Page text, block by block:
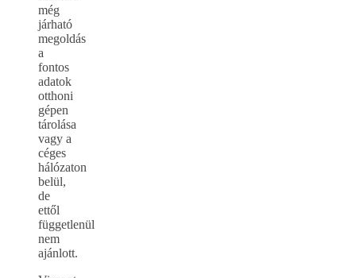
még
járható
megoldás
a
fontos
adatok
otthoni
gépen
tárolása
vagy a
céges
hálózaton
belül,
de
ettől
függetlenül
nem
ajánlott.